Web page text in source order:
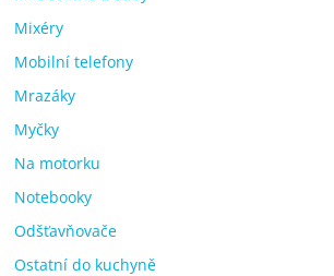
Mixéry
Mobilní telefony
Mrazáky
Myčky
Na motorku
Notebooky
Odšťavňovače
Ostatní do kuchyně